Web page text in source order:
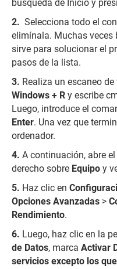
búsqueda de Inicio y
Selecciona todo el
elimínala. Muchas veces
sirve para solucionar el
pasos de la lista.
Realiza un escaneo
Windows + R y escribe
Luego, introduce el
Enter. Una vez que
ordenador.
A continuación, abre el
derecho sobre Equipo y
Haz clic en
Opciones Avanzadas >
Rendimiento.
Luego, haz clic en la
de Datos, marca Activar
servicios excepto los